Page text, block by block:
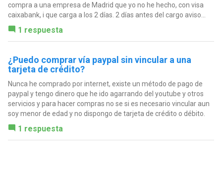
compra a una empresa de Madrid que yo no he hecho, con visa
caixabank, i que carga a los 2 días. 2 días antes del cargo aviso...
1 respuesta
¿Puedo comprar vía paypal sin vincular a una
tarjeta de crédito?
Nunca he comprado por internet, existe un método de pago de
paypal y tengo dinero que he ido agarrando del youtube y otros
servicios y para hacer compras no se si es necesario vincular aun
soy menor de edad y no dispongo de tarjeta de crédito o débito.
1 respuesta